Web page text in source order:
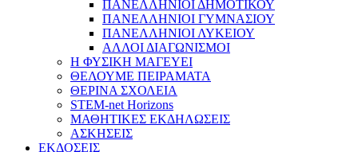
ΠΑΝΕΛΛΗΝΙΟΙ ΔΗΜΟΤΙΚΟΥ
ΠΑΝΕΛΛΗΝΙΟΙ ΓΥΜΝΑΣΙΟΥ
ΠΑΝΕΛΛΗΝΙΟΙ ΛΥΚΕΙΟΥ
ΑΛΛΟΙ ΔΙΑΓΩΝΙΣΜΟΙ
Η ΦΥΣΙΚΗ ΜΑΓΕΥΕΙ
ΘΕΛΟΥΜΕ ΠΕΙΡΑΜΑΤΑ
ΘΕΡΙΝΑ ΣΧΟΛΕΙΑ
STEM-net Horizons
ΜΑΘΗΤΙΚΕΣ ΕΚΔΗΛΩΣΕΙΣ
ΑΣΚΗΣΕΙΣ
ΕΚΔΟΣΕΙΣ